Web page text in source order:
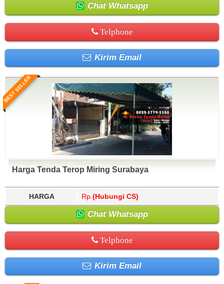
Chat Whatsapp
Telphone
Kirim Email
BEST SELLER
Harga Tenda Terop Miring Surabaya
HARGA Rp. (Hubungi CS)
Chat Whatsapp
Telphone
Kirim Email